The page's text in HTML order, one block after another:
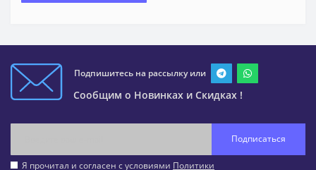
Подпишитесь на рассылку или
Сообщим о Новинках и Скидках !
Подписаться
Я прочитал и согласен с условиями Политики